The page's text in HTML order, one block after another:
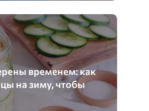
временем: как
на зиму, чтобы